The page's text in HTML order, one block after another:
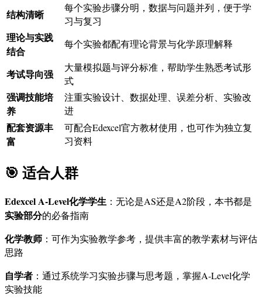
结构清晰
每个实验步骤分明，数据与问题并列，便于学
习与复习
理论与实践
结合
每个实验都配有理论背景与化学原理解释
考试导向强
大量模拟题与评分标准，帮助学生熟悉考试形
式
强调技能培
养
注重实验设计、数据处理、误差分析、实验改
进
配套资源丰
富
可配合Edexcel官方教材使用，也可作为独立复
习资料
🎯 适合人群
Edexcel A-Level化学学生 ：无论是AS还是A2阶段，本书都是
实验部分的必备指南
化学教师 ：可作为实验教学参考，提供丰富的教学素材与评估
思路
自学者 ：通过系统学习实验步骤与思考题，掌握A-Level化学
实验技能